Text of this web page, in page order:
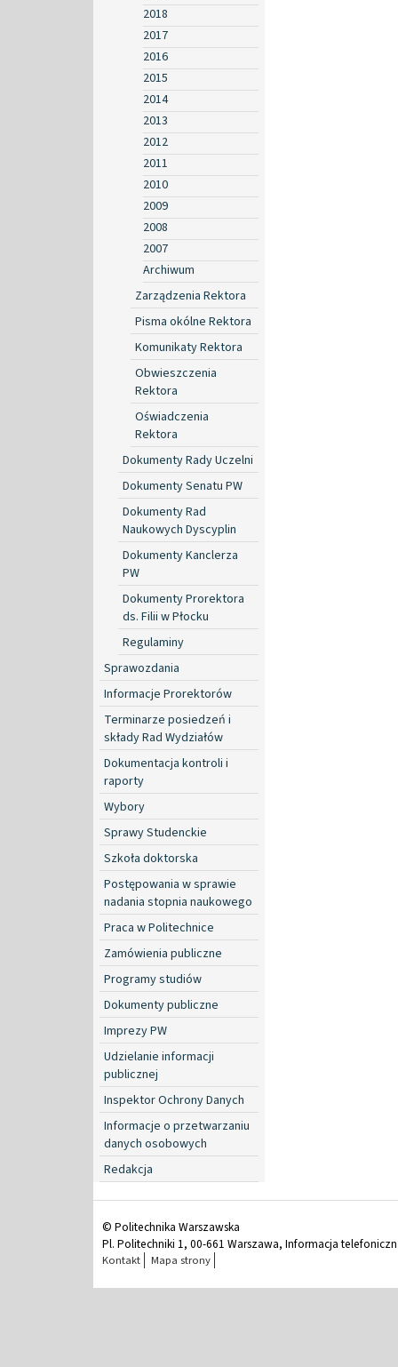
2018
2017
2016
2015
2014
2013
2012
2011
2010
2009
2008
2007
Archiwum
Zarządzenia Rektora
Pisma okólne Rektora
Komunikaty Rektora
Obwieszczenia
Rektora
Oświadczenia
Rektora
Dokumenty Rady Uczelni
Dokumenty Senatu PW
Dokumenty Rad
Naukowych Dyscyplin
Dokumenty Kanclerza
PW
Dokumenty Prorektora
ds. Filii w Płocku
Regulaminy
Sprawozdania
Informacje Prorektorów
Terminarze posiedzeń i
składy Rad Wydziałów
Dokumentacja kontroli i
raporty
Wybory
Sprawy Studenckie
Szkoła doktorska
Postępowania w sprawie
nadania stopnia naukowego
Praca w Politechnice
Zamówienia publiczne
Programy studiów
Dokumenty publiczne
Imprezy PW
Udzielanie informacji
publicznej
Inspektor Ochrony Danych
Informacje o przetwarzaniu
danych osobowych
Redakcja
© Politechnika Warszawska
Pl. Politechniki 1, 00-661 Warszawa, Informacja
Kontakt Mapa strony